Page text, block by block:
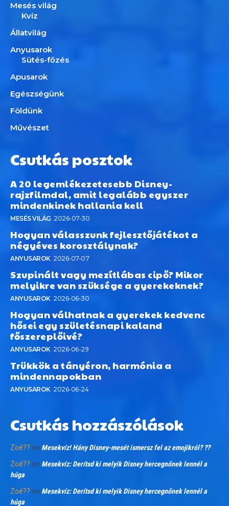
Mesés világ
Kvíz
Állatvilág
Anyusarok
Sütés-főzés
Apusarok
Egészségünk
Földünk
Művészet
Csutkás posztok
A 20 legemlékezetesebb Disney-
rajzfilmdal, amit legalább egyszer
mindenkinek hallania kell
MESÉS VILÁG 2026-07-30
Hogyan válasszunk fejlesztőjátékot a
négyéves korosztálynak?
ANYUSAROK 2026-07-07
Szupinált vagy mezítlábas cipő? Mikor
melyikre van szüksége a gyerekeknek?
ANYUSAROK 2026-06-30
Hogyan válhatnak a gyerekek kedvenc
hősei egy születésnapi kaland
főszereplőivé?
ANYUSAROK 2026-06-29
Trükkök a tányéron, harmónia a
mindennapokban
ANYUSAROK 2026-06-24
Csutkás hozzászólások
Zoé?? on Mesekvíz! Hány Disney-mesét ismersz fel az emojikról? ??
Zoé?? on Mesekvíz: Derítsd ki melyik Disney hercegnőnek lennél a
húga
Zoé?? on Mesekvíz: Derítsd ki melyik Disney hercegnőnek lennél a
húga